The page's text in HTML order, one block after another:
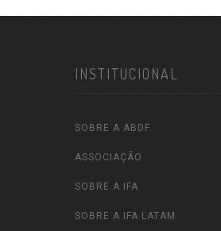
INSTITUCIONAL
SOBRE A ABDF
ASSOCIAÇÃO
SOBRE A IFA
SOBRE A IFA LATAM